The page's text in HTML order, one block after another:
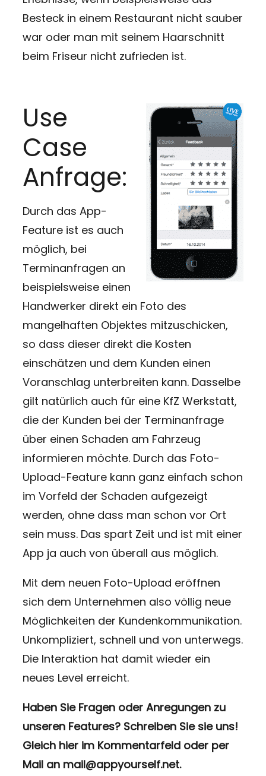
Besteck in einem Restaurant nicht sauber
war oder man mit seinem Haarschnitt
beim Friseur nicht zufrieden ist.
Use
Case
Anfrage:
Durch das App-
Feature ist es auch
möglich, bei
Terminanfragen an
beispielsweise einen
Handwerker direkt ein Foto des
mangelhaften Objektes mitzuschicken,
so dass dieser direkt die Kosten
einschätzen und dem Kunden einen
Voranschlag unterbreiten kann. Dasselbe
gilt natürlich auch für eine KfZ Werkstatt,
die der Kunden bei der Terminanfrage
über einen Schaden am Fahrzeug
informieren möchte. Durch das Foto-
Upload-Feature kann ganz einfach schon
im Vorfeld der Schaden aufgezeigt
werden, ohne dass man schon vor Ort
sein muss. Das spart Zeit und ist mit einer
App ja auch von überall aus möglich.
Mit dem neuen Foto-Upload eröffnen
sich dem Unternehmen also völlig neue
Möglichkeiten der Kundenkommunikation.
Unkompliziert, schnell und von unterwegs.
Die Interaktion hat damit wieder ein
neues Level erreicht.
Haben Sie Fragen oder Anregungen zu
unseren Features? Schreiben Sie sie uns!
Gleich hier im Kommentarfeld oder per
Mail an mail@appyourself.net.